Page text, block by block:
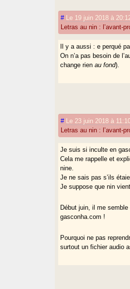
# Le 19 juin 2018 à
Letras au nin : l’avant-
Il y a aussi : e perqué
On n’a pas besoin de
change rienau fond).
# Le 23 juin 2018 à
Letras au nin : l’avant-
Je suis si inculte en
Cela me rappelle et
nine.
Je ne sais pas s’ils
Je suppose que nin
Début juin, il me
gasconha.com !
Pourquoi ne pas
surtout un fichier audio